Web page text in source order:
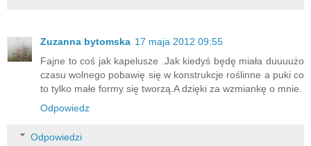
Zuzanna bytomska 17 maja 2012 09:55
Fajne to coś jak kapelusze .Jak kiedyś będę miała duuuużo
czasu wolnego pobawię się w konstrukcje roślinne a puki co
to tylko małe formy się tworzą.A dzięki za wzmiankę o mnie.
Odpowiedz
Odpowiedzi